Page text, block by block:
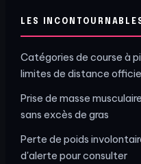
LES
Catégories de course à
limites de distance
Prise de masse
sans excès de gras
Perte de poids
d'alerte pour consulter